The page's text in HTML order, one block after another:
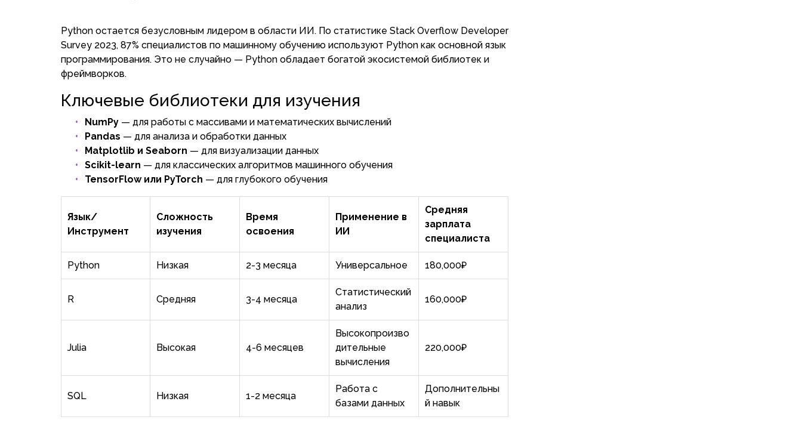
Python остается безусловным лидером в области ИИ. По статистике Stack Overflow Developer
Survey 2023, 87% специалистов по машинному обучению используют Python как основной язык
программирования. Это не случайно — Python обладает богатой экосистемой библиотек и
фреймворков.
Ключевые библиотеки для изучения
NumPy — для работы с массивами и математических вычислений
Pandas — для анализа и обработки данных
Matplotlib и Seaborn — для визуализации данных
Scikit-learn — для классических алгоритмов машинного обучения
TensorFlow или PyTorch — для глубокого обучения
Язык/
Инструмент
Сложность
изучения
Время
освоения
Применение в
ИИ
Средняя
зарплата
специалиста
Python Низкая 2-3 месяца Универсальное 180,000₽
R Средняя 3-4 месяца
Статистический
анализ
160,000₽
Julia Высокая 4-6 месяцев
Высокопроизво
дительные
вычисления
220,000₽
SQL Низкая 1-2 месяца
Работа с
базами данных
Дополнительны
й навык